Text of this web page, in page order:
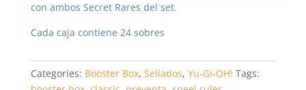
con ambos Secret Rares del set.
Cada caja contiene 24 sobres
Categories: Booster Box, Sellados, Yu-Gi-OH! Tags: